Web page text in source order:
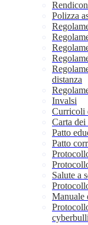
Polizza
distanza
Invalsi
Curricoli
Carta dei
Patto
Patto
Salute a
Manuale